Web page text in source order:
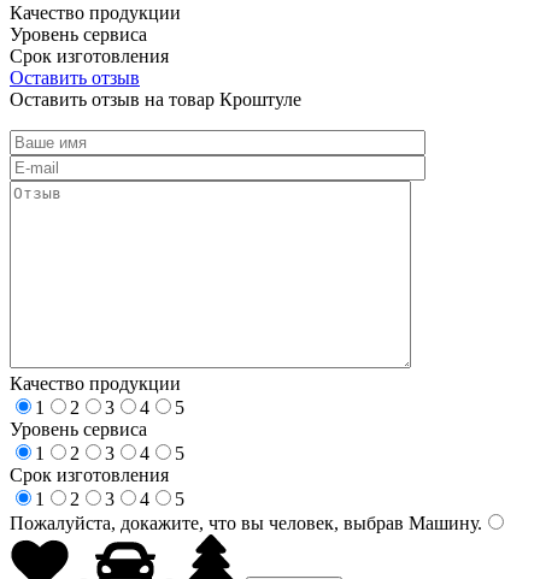
Качество продукции
Уровень сервиса
Срок изготовления
Оставить отзыв
Оставить отзыв на товар Кроштуле
Качество продукции
1
2 3 4
5
Уровень сервиса
1
2 3 4
5
Срок изготовления
1
2 3 4
5
Пожалуйста, докажите, что вы человек, выбрав Машину.